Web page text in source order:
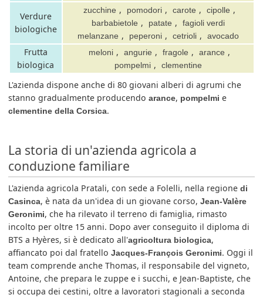
Verdure
biologiche
zucchine , pomodori , carote , cipolle ,
barbabietole , patate ,
fagioli verdi
melanzane , peperoni , cetrioli , avocado
Frutta
biologica
meloni , angurie , fragole , arance ,
pompelmi , clementine
L'azienda dispone anche di 80 giovani alberi di agrumi che
stanno gradualmente producendoarance, pompelmi e
clementine della Corsica.
La storia di un'azienda agricola a
conduzione familiare
L'azienda agricola Pratali, con sede a Folelli, nella regionedi
Casinca, è nata da un'idea di un giovane corso,Jean-Valère
Geronimi, che ha rilevato il terreno di famiglia, rimasto
incolto per oltre 15 anni. Dopo aver conseguito il diploma di
BTS a Hyères, si è dedicato all'agricoltura biologica,
affiancato poi dal fratelloJacques-François Geronimi. Oggi il
team comprende anche Thomas, il responsabile del vigneto,
Antoine, che prepara le zuppe e i succhi, e Jean-Baptiste, che
si occupa dei cestini, oltre a lavoratori stagionali a seconda